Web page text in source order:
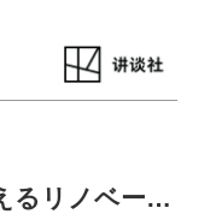
人生を変えるリノベーション